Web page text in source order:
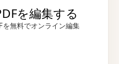
を編集する
無料でオンライン編集